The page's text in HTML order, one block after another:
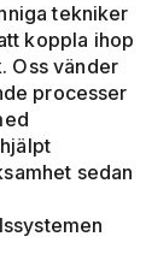
tekniker
koppla ihop
Oss vänder
processer
sedan